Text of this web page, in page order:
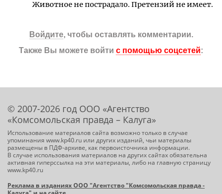
Животное не пострадало. Претензий не имеет.
Войдите, чтобы оставлять комментарии.
Также Вы можете войти с помощью соцсетей:
© 2007-2026 год ООО «Агентство
«Комсомольская правда – Калуга»
Использование материалов сайта возможно только в случае
упоминания www.kp40.ru или других изданий, чьи материалы
размещены в ПДФ-архиве, как первоисточника информации.
В случае использования материалов на других сайтах обязательна
активная гиперссылка на эти материалы, либо на главную страницу
www.kp40.ru
Реклама в изданиях ООО "Агентство "Комсомольская правда -